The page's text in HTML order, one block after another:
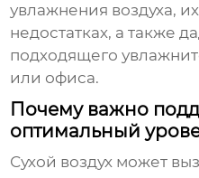
увлажнения воздуха,
недостатках, а также
подходящего
или офиса.
Почему важно
оптимальный
Сухой воздух может